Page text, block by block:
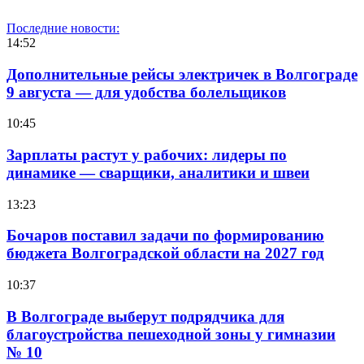
Последние новости:
14:52
Дополнительные рейсы электричек в Волгограде
9 августа — для удобства болельщиков
10:45
Зарплаты растут у рабочих: лидеры по
динамике — сварщики, аналитики и швеи
13:23
Бочаров поставил задачи по формированию
бюджета Волгоградской области на 2027 год
10:37
В Волгограде выберут подрядчика для
благоустройства пешеходной зоны у гимназии
№ 10